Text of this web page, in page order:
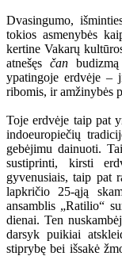
Dvasingumo,
tokios asmenybės
kertine Vakarų
atnešęs čan
ypatingoje erdvėje –
ribomis, ir amžinybės
Toje erdvėje taip pat
indoeuropiečių
gebėjimu dainuoti.
sustiprinti, kirsti
gyvenusiais, taip pat
lapkričio 25-ąją
ansamblis „Ratilio“
dienai. Ten
darsyk puikiai
stiprybę bei išsakė